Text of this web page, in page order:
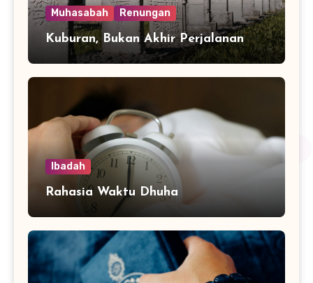
Muhasabah Renungan
Kuburan, Bukan Akhir Perjalanan
Ibadah
Rahasia Waktu Dhuha